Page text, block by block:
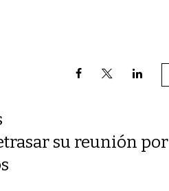
su reunión por